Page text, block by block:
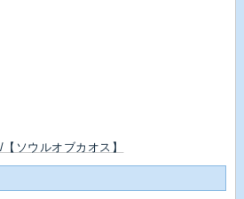
ソウルオブカオス】